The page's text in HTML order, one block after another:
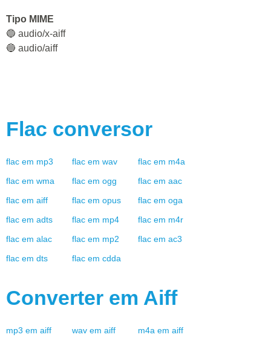
Tipo MIME
🔵 audio/x-aiff
🔵 audio/aiff
Flac conversor
flac em mp3 flac em wav flac em m4a
flac em wma flac em ogg flac em aac
flac em aiff flac em opus flac em oga
flac em adts flac em mp4 flac em m4r
flac em alac flac em mp2 flac em ac3
flac em dts flac em cdda
Converter em Aiff
mp3 em aiff wav em aiff m4a em aiff